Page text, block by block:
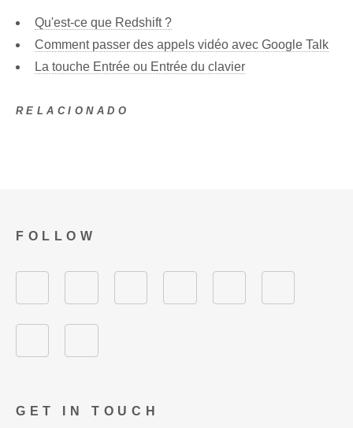
Qu'est-ce que Redshift ?
Comment passer des appels vidéo avec Google Talk
La touche Entrée ou Entrée du clavier
RELACIONADO
GET IN TOUCH
FOLLOW